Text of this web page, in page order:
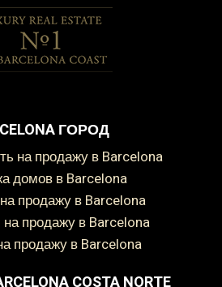
ГОРОД
на продажу в Barcelona
домов в Barcelona
на продажу в Barcelona
на продажу в Barcelona
продажу в Barcelona
COSTA NORTE